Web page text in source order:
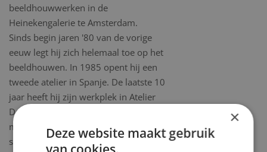
beeldhouwwerken in de
Heinekengalerie te Amsterdam.
Sinds begin jaren '80 van de vorige
eeuw legt hij zich helemaal toe op het
beeldhouwen. In 1985 opent hij een
tweede atelier in Spanje. De laatste 10
jaar heeft hij zijn werkplek in Atelier
De Schermer, waar hij veelal werkt
met polyester. De ontwerpen,
schetsen en kleine modellen staan
×
Deze website maakt gebruik